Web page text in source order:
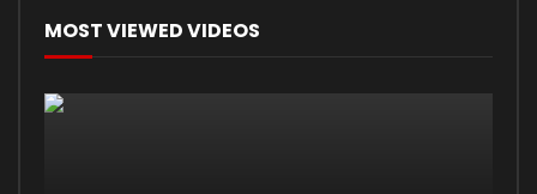
MOST VIEWED VIDEOS